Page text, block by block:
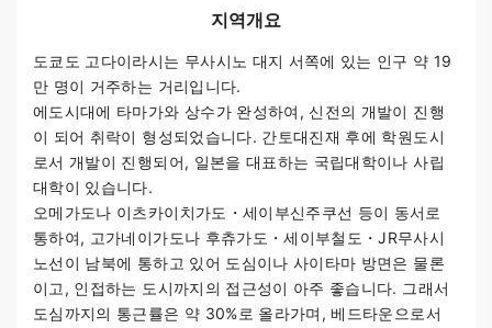
지역개요
도쿄도 고다이라시는 무사시노 대지 서쪽에 있는 인구 약 19
만 명이 거주하는 거리입니다.
에도시대에 타마가와 상수가 완성하여, 신전의 개발이 진행
이 되어 취락이 형성되었습니다. 간토대진재 후에 학원도시
로서 개발이 진행되어, 일본을 대표하는 국립대학이나 사립
대학이 있습니다.
오메가도나 이츠카이치가도・세이부신주쿠선 등이 동서로
통하여, 고가네이가도나 후츄가도・세이부철도・JR무사시
노선이 남북에 통하고 있어 도심이나 사이타마 방면은 물론
이고, 인접하는 도시까지의 접근성이 아주 좋습니다. 그래서
도심까지의 통근률은 약 30%로 올라가며, 베드타운으로서